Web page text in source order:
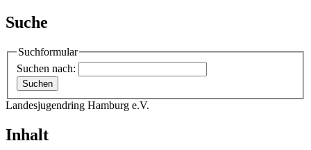
Suche
Suchformular
Suchen nach:
Landesjugendring Hamburg e.V.
Inhalt